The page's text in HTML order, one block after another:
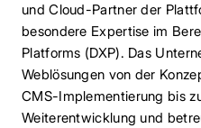
und Cloud-Partner der
besondere Expertise im
Platforms (DXP). Das
Weblösungen von der
CMS-Implementierung bis
Weiterentwicklung und